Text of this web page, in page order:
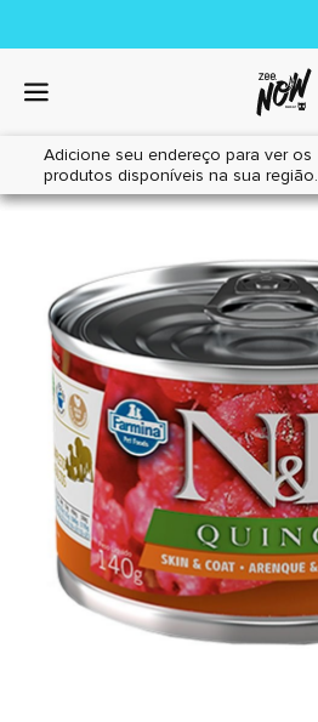
Adicione seu endereço para ver os
produtos disponíveis na sua região.
Home|Cães|Alimentos